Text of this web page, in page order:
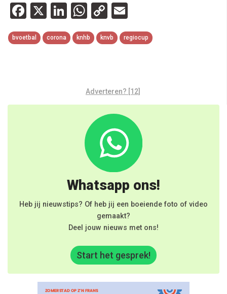
Facebook
X LinkedIn
WhatsApp
Copy
Link
bvoetbal corona knhb knvb regiocup
Adverteren? [12]
Whatsapp ons!
Heb jij nieuwstips? Of heb jij een boeiende foto of video
gemaakt?
Deel jouw nieuws met ons!
Start het gesprek!